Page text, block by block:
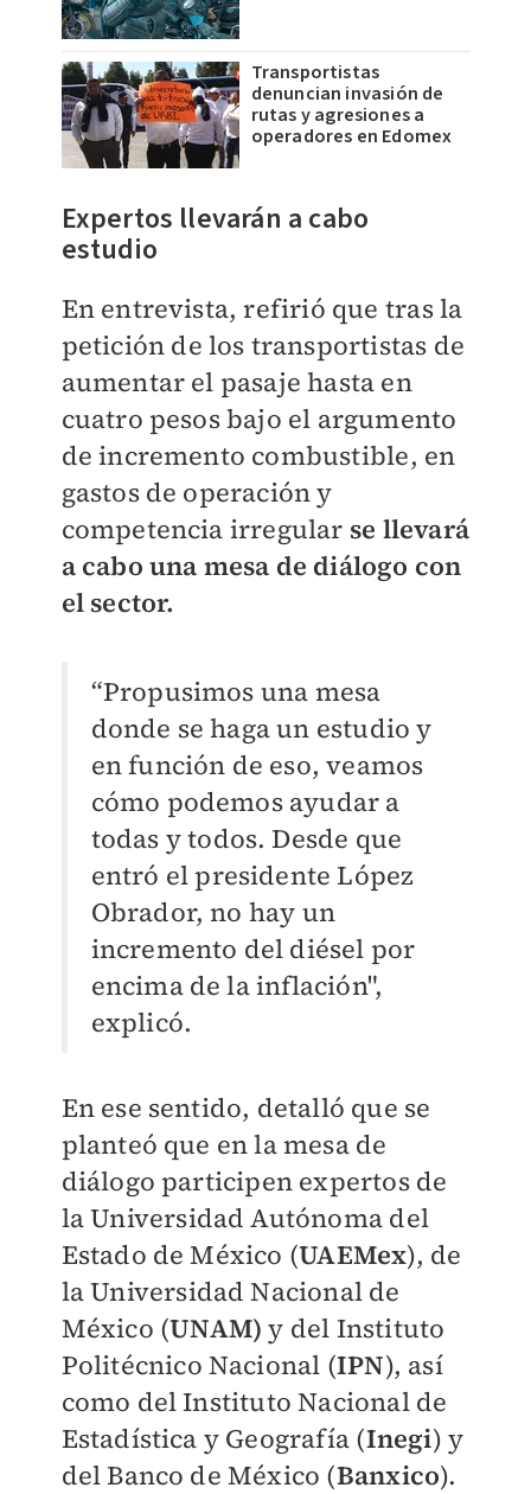
Transportistas
denuncian invasión de
rutas y agresiones a
operadores en Edomex
​Expertos llevarán a cabo
estudio
En entrevista, refirió que tras la
petición de los transportistas de
aumentar el pasaje hasta en
cuatro pesos bajo el argumento
de incremento combustible, en
gastos de operación y
competencia irregular se llevará
a cabo una mesa de diálogo con
el sector.
“Propusimos una mesa
donde se haga un estudio y
en función de eso, veamos
cómo podemos ayudar a
todas y todos. Desde que
entró el presidente López
Obrador, no hay un
incremento del diésel por
encima de la inflación",
explicó.
En ese sentido, detalló que se
planteó que en la mesa de
diálogo participen expertos de
la Universidad Autónoma del
Estado de México (UAEMex), de
la Universidad Nacional de
México (UNAM) y del Instituto
Politécnico Nacional (IPN), así
como del Instituto Nacional de
Estadística y Geografía (Inegi) y
del Banco de México (Banxico).